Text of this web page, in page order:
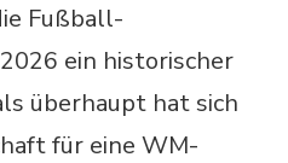
Fußball-
ein historischer
überhaupt hat sich
für eine WM-